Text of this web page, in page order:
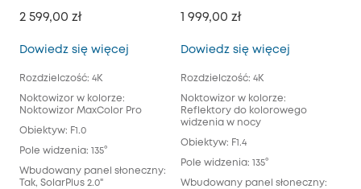
2 599,00 zł
Dowiedz się więcej eufyCam S3 Pro
Rozdzielczość: 4K
Noktowizor w kolorze:
Noktowizor MaxColor Pro
Obiektyw: F1.0
Pole widzenia: 135°
Wbudowany panel słoneczny:
Tak, SolarPlus 2.0"
1 999,00 zł
Dowiedz się więcej
Rozdzielczość: 4K
Noktowizor w kolorze:
Reflektory do kolorowego
widzenia w nocy
Obiektyw: F1.4
Pole widzenia: 135°
Wbudowany panel słoneczny: